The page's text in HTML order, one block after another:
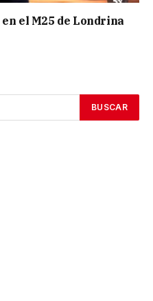
el M25 de Londrina